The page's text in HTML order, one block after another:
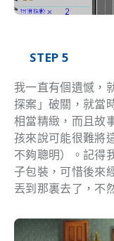
STEP 5
我一直有個遺憾，
探案」破關，就當
相當精緻，而且故
孩來說可能很難將
不夠聰明）。記得
子包裝，可惜後來
丟到那裏去了，不